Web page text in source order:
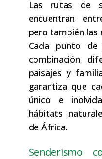
Las rutas de
encuentran
pero también las
Cada punto
combinación
paisajes y
garantiza que
único e
hábitats
de África.
Senderismo